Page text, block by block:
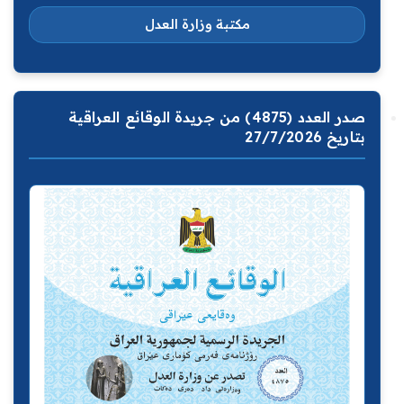
مكتبة وزارة العدل
صدر العدد (4875) من جريدة الوقائع العراقية
بتاريخ 27/7/2026